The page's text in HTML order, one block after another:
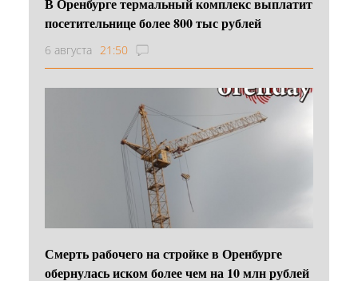
посетительнице более 800 тыс рублей
6 августа 21:50
Смерть рабочего на стройке в Оренбурге
обернулась иском более чем на 10 млн рублей